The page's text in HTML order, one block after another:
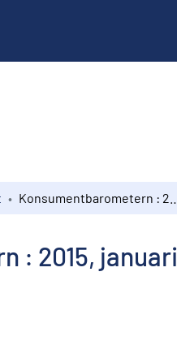
: 2015, januari